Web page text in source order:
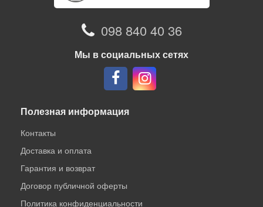
098 840 40 36
Мы в социальных сетях
Полезная информация
Контакты
Доставка и оплата
Гарантия и возврат
Договор публичной оферты
Политика конфиденциальности